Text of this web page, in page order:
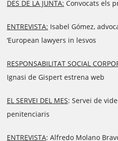
DES DE LA JUNTA: Convocats els
ENTREVISTA: Isabel Gómez,
‘European lawyers in lesvos
RESPONSABILITAT SOCIAL
Ignasi de Gispert estrena web
EL SERVEI DEL MES: Servei de
penitenciaris
ENTREVISTA: Alfredo Molano